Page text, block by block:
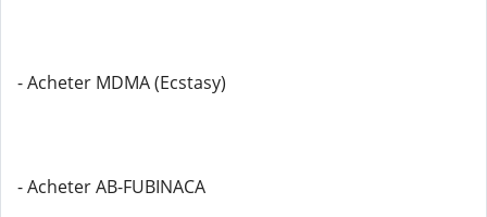
- Acheter MDMA (Ecstasy)
- Acheter AB-FUBINACA